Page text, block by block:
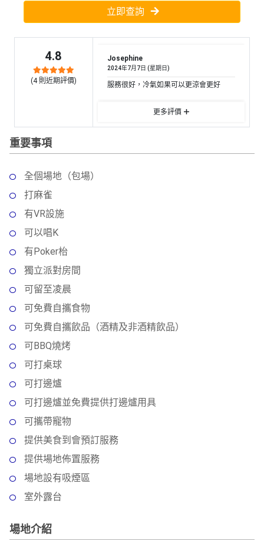
訂
製
用
食
即
煮
聚
及
拍
拖
廳
地
奇
樂
業
公
親
子
活
器
立即查詢
4.8
(4則近期評價)
Josephine
2024年7月7日 (星期日)
服務很好，冷氣如果可以更涼會更好
更多評價
重要事項
全個場地（包場）
打麻雀
有VR設施
可以唱K
有Poker枱
獨立派對房間
可留至凌晨
可免費自攜食物
可免費自攜飲品（酒精及非酒精飲品）
可BBQ燒烤
可打桌球
可打邊爐
可打邊爐並免費提供打邊爐用具
可攜帶寵物
提供美食到會預訂服務
提供場地佈置服務
場地設有吸煙區
室外露台
場地介紹